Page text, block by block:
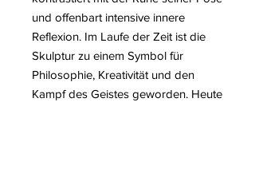
und offenbart intensive innere
Reflexion. Im Laufe der Zeit ist die
Skulptur zu einem Symbol für
Philosophie, Kreativität und den
Kampf des Geistes geworden. Heute